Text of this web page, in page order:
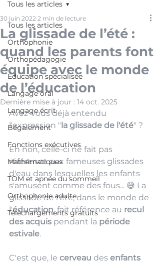
Tous les articles
Orthophonie
Orthopédagogie
Éducation spécialisée
Langage oral
Langage écrit
Bégaiement
Fonctions exécutives
Mathématiques
TOM et apnée du sommeil
Orthophonie adulte
Téléchargements gratuits
Tous les articles
La glissade de l’été :
quand les parents font
équipe avec le monde
de l’éducation
30 juin 2022 2 min de lecture
Dernière mise à jour : 14 oct. 2025
Avez-vous déjà entendu
l'expression "la glissade de l'été" ?
Eh non, celle-ci ne fait pas
référence aux fameuses glissades
d'eau dans lesquelles les enfants
s'amusent comme des fous... 😅 La
glissade de l'été, dans le monde de
l'éducation, fait référence au recul
des acquis pendant la période
estivale.
C'est que, le cerveau des enfants